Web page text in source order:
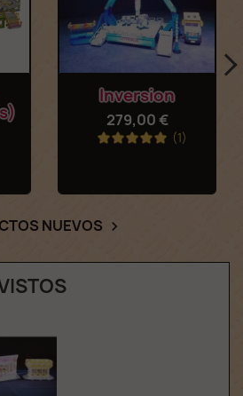
Inversion
279,00 €
(1)
NUEVOS 